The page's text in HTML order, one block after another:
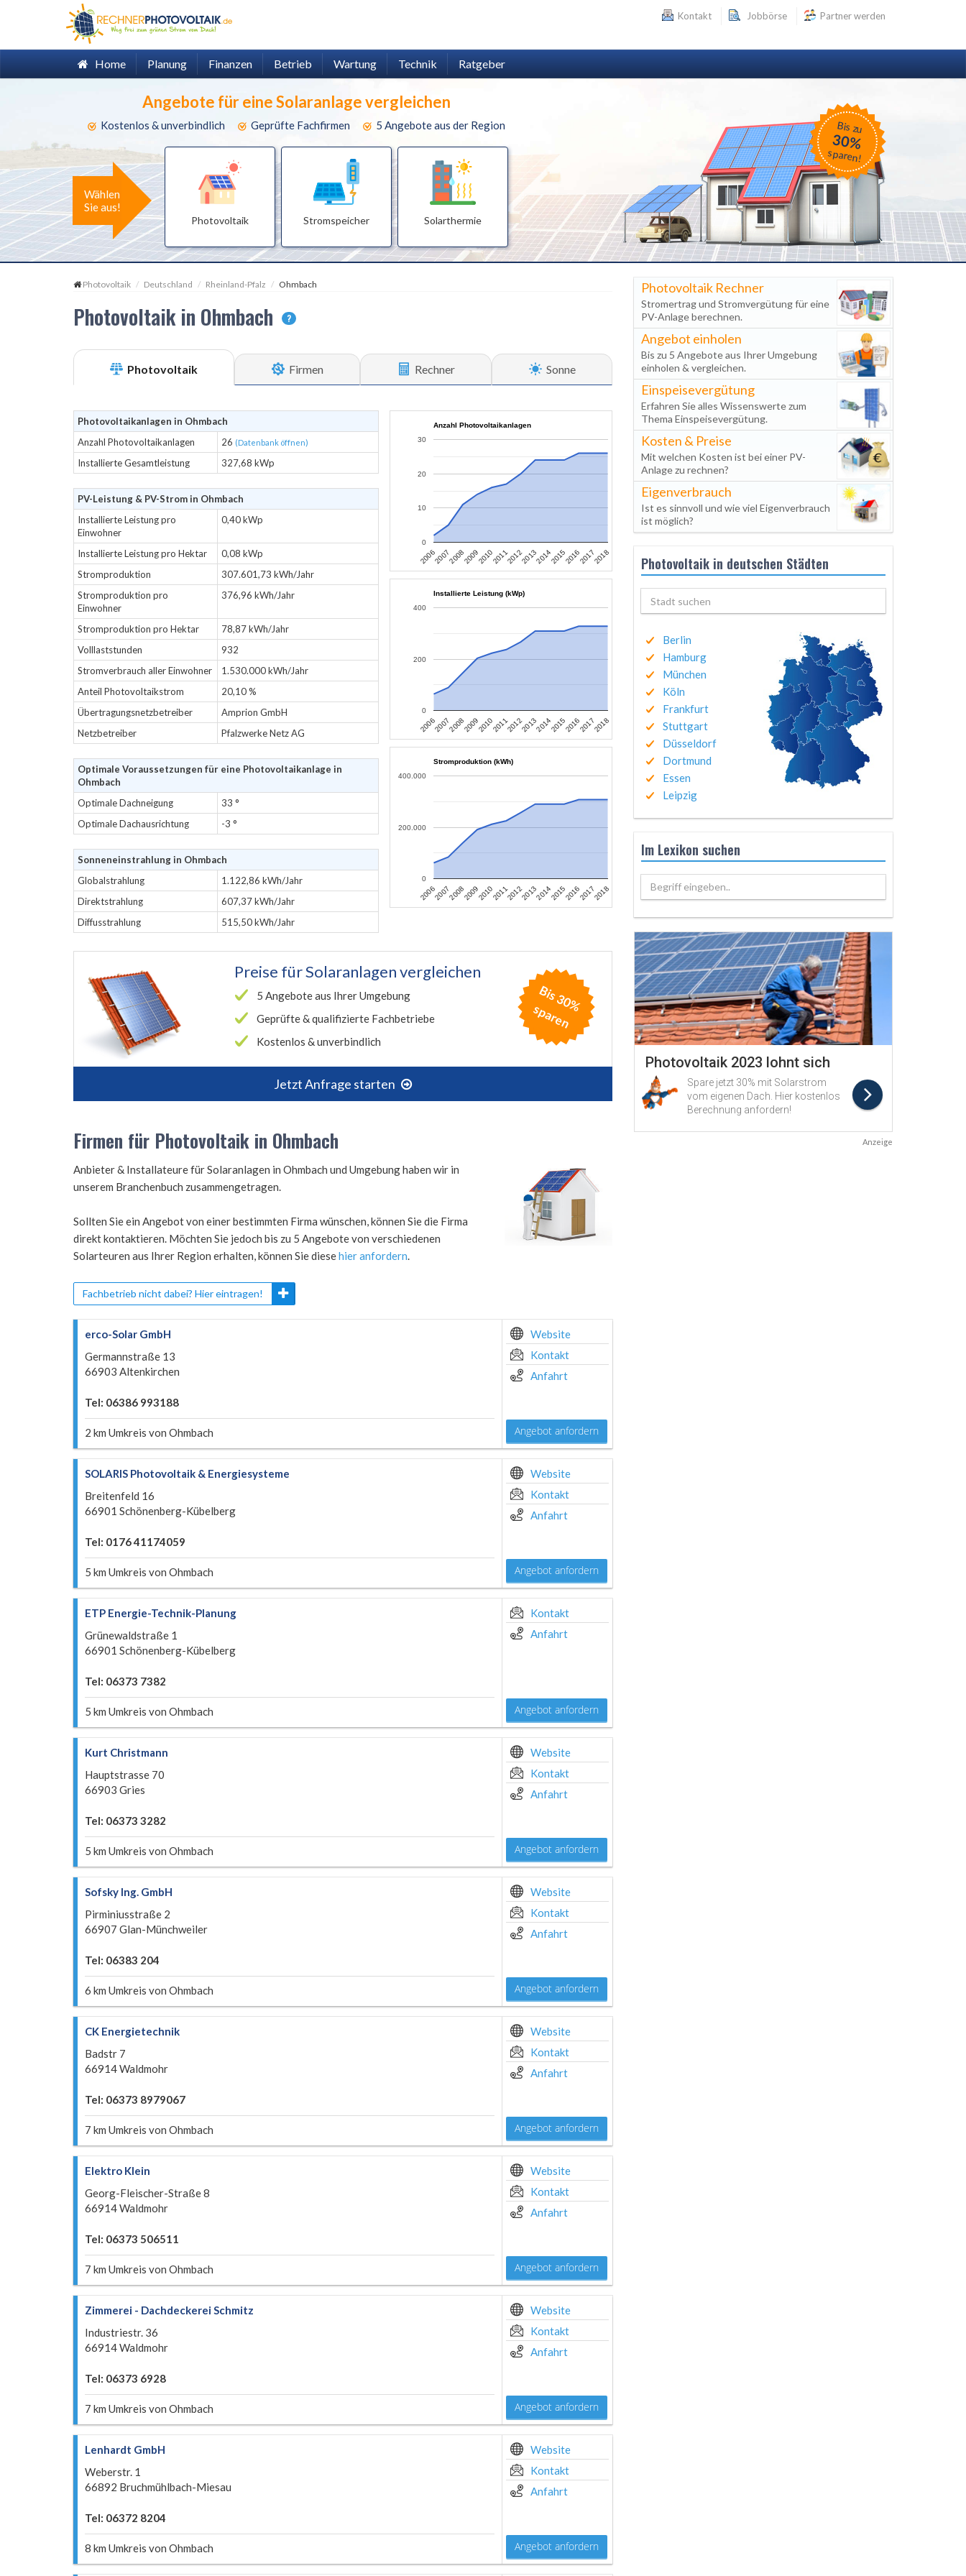
Kontakt Jobbörse Partner werden
Home Planung Finanzen Betrieb Wartung Technik Ratgeber
Angebote für eine Solaranlage vergleichen
Kostenlos & unverbindlich Geprüfte Fachfirmen 5 Angebote aus der Region
Wählen
Sie aus!
Photovoltaik Stromspeicher Solarthermie
Bis zu
30%
sparen!
Photovoltaik Deutschland Rheinland-Pfalz Ohmbach
Photovoltaik in Ohmbach ?
Photovoltaik Firmen Rechner Sonne
Photovoltaikanlagen in Ohmbach
Anzahl Photovoltaikanlagen
26 (Datenbank öffnen)
Installierte Gesamtleistung 327,68 kWp
PV-Leistung & PV-Strom in Ohmbach
Installierte Leistung pro
Einwohner
0,40 kWp
Installierte Leistung pro Hektar
0,08 kWp
Stromproduktion
307.601,73 kWh/Jahr
Stromproduktion pro
Einwohner
376,96 kWh/Jahr
Stromproduktion pro Hektar
78,87 kWh/Jahr
Volllaststunden
932
Stromverbrauch aller Einwohner
1.530.000 kWh/Jahr
Anteil Photovoltaikstrom
20,10 %
Übertragungsnetzbetreiber
Amprion GmbH
Netzbetreiber
Pfalzwerke Netz AG
Optimale Voraussetzungen für eine Photovoltaikanlage in
Ohmbach
Optimale Dachneigung
33 °
Optimale Dachausrichtung
-3 °
Sonneneinstrahlung in Ohmbach
Globalstrahlung
1.122,86 kWh/Jahr
Direktstrahlung
607,37 kWh/Jahr
Diffusstrahlung
515,50 kWh/Jahr
Anzahl Photovoltaikanlagen
2006200720082009201020112012201320142015201620172018
0
10
20
30
Installierte Leistung (kWp)
2006200720082009201020112012201320142015201620172018
0
200
400
Stromproduktion (kWh)
2006200720082009201020112012201320142015201620172018
0
200.000
400.000
Preise fürSolaranlagen vergleichen
5 Angebote aus Ihrer Umgebung
Geprüfte & qualifizierte Fachbetriebe
Kostenlos & unverbindlich
Jetzt Anfrage starten
B
is
3
0
%
s
p
a
r
e
n
Firmen für Photovoltaik in Ohmbach
Anbieter & Installateure für Solaranlagen in Ohmbach und Umgebung haben wir in
unserem Branchenbuch zusammengetragen.
Sollten Sie ein Angebot von einer bestimmten Firma wünschen, können Sie die Firma
direkt kontaktieren. Möchten Sie jedoch bis zu 5 Angebote von verschiedenen
Solarteuren aus Ihrer Region erhalten, können Sie diesehier anfordern.
Fachbetrieb nicht dabei? Hier eintragen!
erco-Solar GmbH
Germannstraße 13
66903 Altenkirchen
Tel: 06386 993188
2 km Umkreis von Ohmbach
Website
Kontakt
Anfahrt
Angebot anfordern
SOLARIS Photovoltaik & Energiesysteme
Breitenfeld 16
66901 Schönenberg-Kübelberg
Tel: 0176 41174059
5 km Umkreis von Ohmbach
Website
Kontakt
Anfahrt
Angebot anfordern
ETP Energie-Technik-Planung
Grünewaldstraße 1
66901 Schönenberg-Kübelberg
Tel: 06373 7382
5 km Umkreis von Ohmbach
Kontakt
Anfahrt
Angebot anfordern
Kurt Christmann
Hauptstrasse 70
66903 Gries
Tel: 06373 3282
5 km Umkreis von Ohmbach
Website
Kontakt
Anfahrt
Angebot anfordern
Sofsky Ing. GmbH
Pirminiusstraße 2
66907 Glan-Münchweiler
Tel: 06383 204
6 km Umkreis von Ohmbach
Website
Kontakt
Anfahrt
Angebot anfordern
CK Energietechnik
Badstr 7
66914 Waldmohr
Tel: 06373 8979067
7 km Umkreis von Ohmbach
Website
Kontakt
Anfahrt
Angebot anfordern
Elektro Klein
Georg-Fleischer-Straße 8
66914 Waldmohr
Tel: 06373 506511
7 km Umkreis von Ohmbach
Website
Kontakt
Anfahrt
Angebot anfordern
Zimmerei - Dachdeckerei Schmitz
Industriestr. 36
66914 Waldmohr
Tel: 06373 6928
7 km Umkreis von Ohmbach
Website
Kontakt
Anfahrt
Angebot anfordern
Lenhardt GmbH
Weberstr. 1
66892 Bruchmühlbach-Miesau
Tel: 06372 8204
8 km Umkreis von Ohmbach
Website
Kontakt
Anfahrt
Angebot anfordern
Photovoltaik Rechner
Stromertrag und Stromvergütung für eine
PV-Anlage berechnen.
Angebot einholen
Bis zu 5 Angebote aus Ihrer Umgebung
einholen & vergleichen.
Einspeisevergütung
Erfahren Sie alles Wissenswerte zum
Thema Einspeisevergütung.
Kosten & Preise
Mit welchen Kosten ist bei einer PV-
Anlage zu rechnen?
Eigenverbrauch
Ist es sinnvoll und wie viel Eigenverbrauch
ist möglich?
Photovoltaik in deutschen Städten
Berlin
Hamburg
München
Köln
Frankfurt
Stuttgart
Düsseldorf
Dortmund
Essen
Leipzig
Im Lexikon suchen
Begriff eingeben..
Anzeige